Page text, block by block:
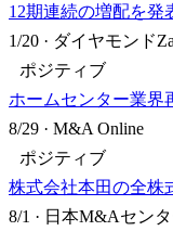
12期連続の増配を発
1/20 · ダイヤモンド
ポジティブ
ホームセンター業界
8/29 · M&A Online
ポジティブ
株式会社本田の全株
8/1 · 日本M&Aセン